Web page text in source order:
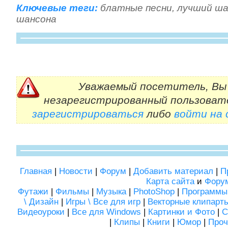
Ключевые теги: блатные песни,лучший
шансона
Уважаемый посетитель, Вы
незарегистрированный
зарегистрироватьсялибо войти на
Главная | Новости | Форум | Добавить материал |
Карта сайтаи
Футажи | Фильмы | Музыка| PhotoShop | Программы
\ Дизайн | Игры \ Все для игр | Векторные
Видеоуроки | Все для Windows | Картинки и Фото|
| Клипы | Книги | Юмор |